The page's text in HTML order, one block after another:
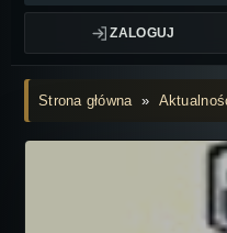
ZALOGUJ
Strona główna»